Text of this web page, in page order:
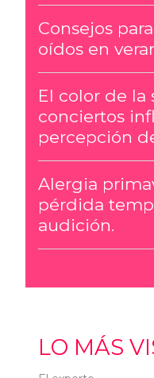
Consejos
oídos en
El color de la
conciertos
percepción
Alergia
pérdida
audición.
LO MÁS